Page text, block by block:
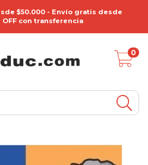
$50.000 - Envío gratis desde
OFF con transferencia
0